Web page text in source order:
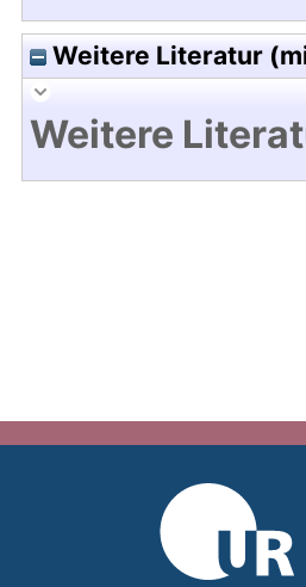
Weitere Literatur
Weitere